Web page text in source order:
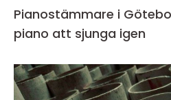
Pianostämmare i
piano att sjunga igen